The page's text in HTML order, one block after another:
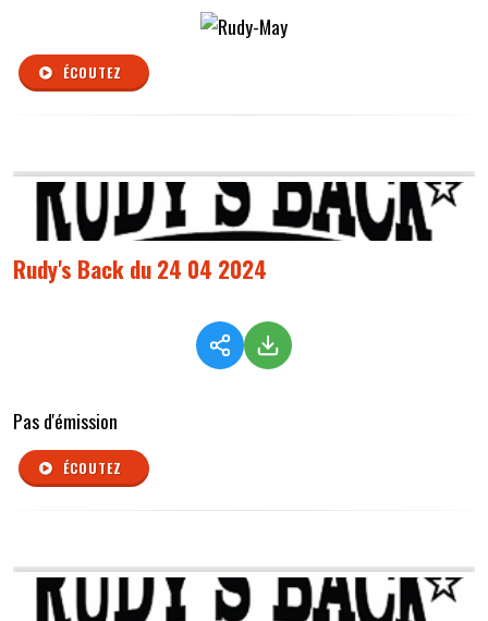
ÉCOUTEZ
Rudy's Back du 24 04 2024
Pas d'émission
ÉCOUTEZ